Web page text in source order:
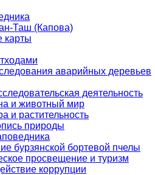
Таш (Капова)
карты
аварийных деревьев
деятельность
и животный мир
и растительность
природы
бурзянской бортевой пчелы
просвещение и туризм
коррупции